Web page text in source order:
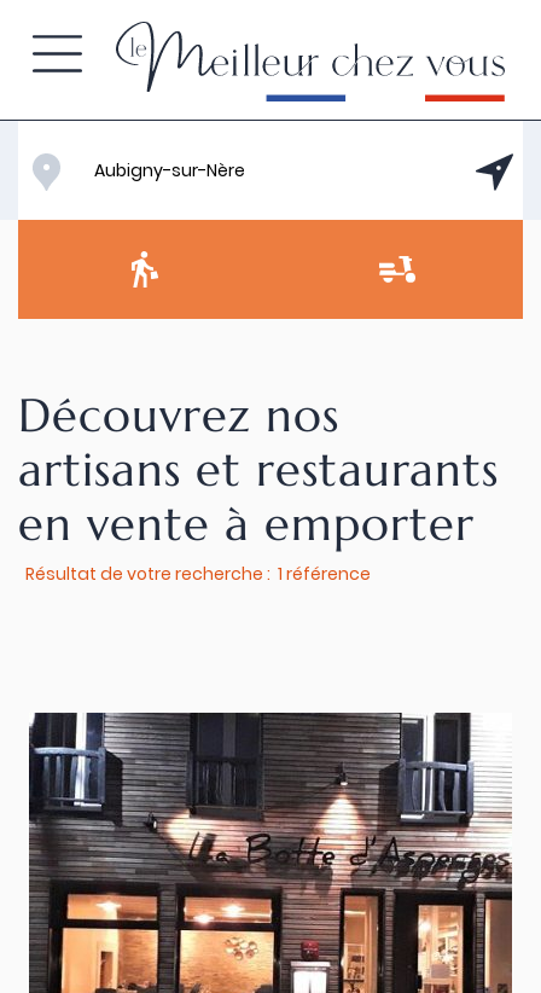
Découvrez nos
artisans et restaurants
en vente à emporter
Résultat de votre recherche : 1 référence